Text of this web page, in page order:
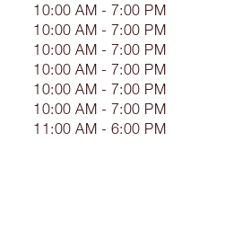
10:00 AM - 7:00 PM
10:00 AM - 7:00 PM
10:00 AM - 7:00 PM
10:00 AM - 7:00 PM
10:00 AM - 7:00 PM
10:00 AM - 7:00 PM
11:00 AM - 6:00 PM